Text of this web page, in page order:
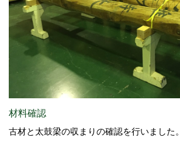
材料確認
古材と太鼓梁の収まりの確認を行いました。